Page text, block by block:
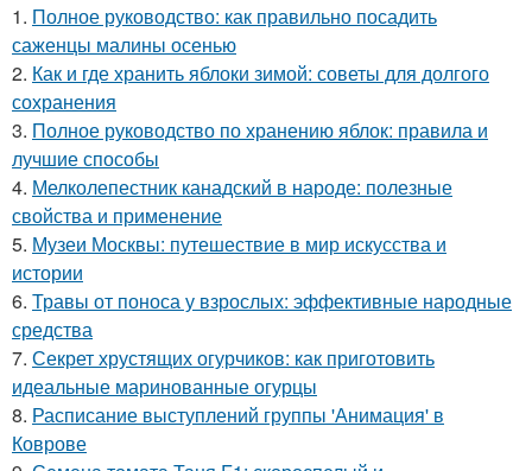
1. Полное руководство: как правильно посадить
саженцы малины осенью
2. Как и где хранить яблоки зимой: советы для долгого
сохранения
3. Полное руководство по хранению яблок: правила и
лучшие способы
4. Мелколепестник канадский в народе: полезные
свойства и применение
5. Музеи Москвы: путешествие в мир искусства и
истории
6. Травы от поноса у взрослых: эффективные народные
средства
7. Секрет хрустящих огурчиков: как приготовить
идеальные маринованные огурцы
8. Расписание выступлений группы 'Анимация' в
Коврове